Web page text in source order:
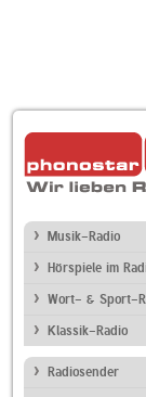
Musik-Radio
Hörspiele im
Wort- & Sport-
Klassik-Radio
Radiosender